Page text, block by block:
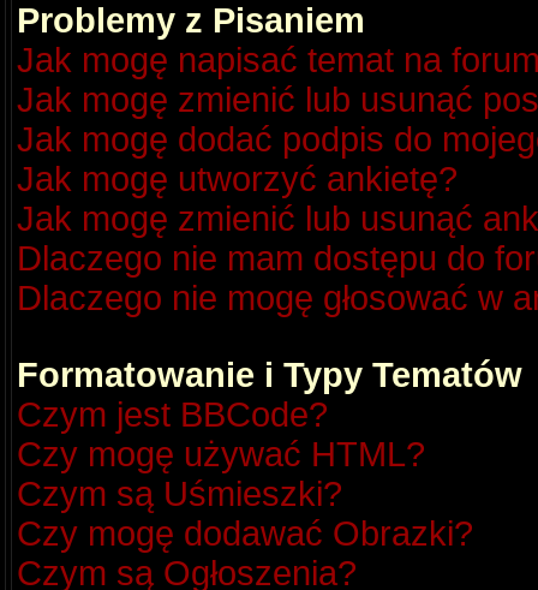
Problemy z Pisaniem
Jak mogę napisać temat na
Jak mogę zmienić lub usunąć
Jak mogę dodać podpis do
Jak mogę utworzyć ankietę?
Jak mogę zmienić lub usunąć
Dlaczego nie mam dostępu do
Dlaczego nie mogę głosować w
Formatowanie i Typy Tematów
Czym jest BBCode?
Czy mogę używać HTML?
Czym są Uśmieszki?
Czy mogę dodawać Obrazki?
Czym są Ogłoszenia?